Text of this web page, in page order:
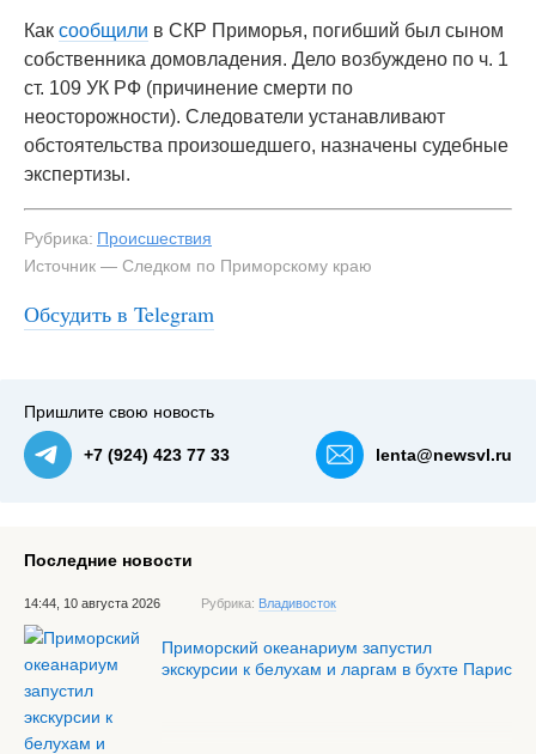
Как сообщили в СКР Приморья, погибший был сыном
собственника домовладения. Дело возбуждено по ч. 1
ст. 109 УК РФ (причинение смерти по
неосторожности). Следователи устанавливают
обстоятельства произошедшего, назначены судебные
экспертизы.
Рубрика: Происшествия
Источник — Следком по Приморскому краю
Обсудить в Telegram
Пришлите свою новость
+7 (924) 423 77 33 lenta@newsvl.ru
Последние новости
14:44, 10 августа 2026 Рубрика: Владивосток
Приморский океанариум запустил
экскурсии к белухам и ларгам в бухте Парис